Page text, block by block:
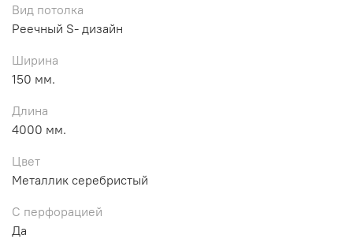
Вид потолка
Реечный S- дизайн
Ширина
150 мм.
Длина
4000 мм.
Цвет
Металлик серебристый
С перфорацией
Да